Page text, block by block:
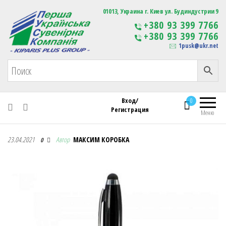
Первая Украинская Сувенирная Компания Изготовление
сувенирной продукции
с логотипом
01013, Украина г. Киев ул. Будиндустрии 9
+380 93 399 7766
+380 93 399 7766
1pusk@ukr.net
Меню
0
Вход/
Регистрация
Первая Украинская Сувенирная Компания
23.04.2021 0 Автор МАКСИМ КОРОБКА